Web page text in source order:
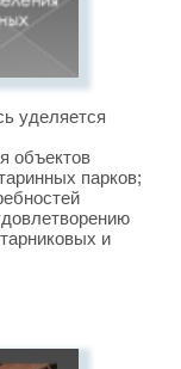
уделяется
объектов
парков;
и